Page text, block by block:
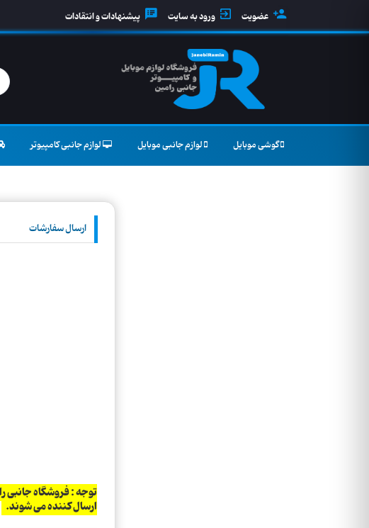
عضویت ورود به سایت پیشنهادات و انتقادات
گوشی موبایل لوازم جانبی موبایل لوازم جانبی کامپیوتر
ارسال سفارشات
ارسال کننده می شوند.